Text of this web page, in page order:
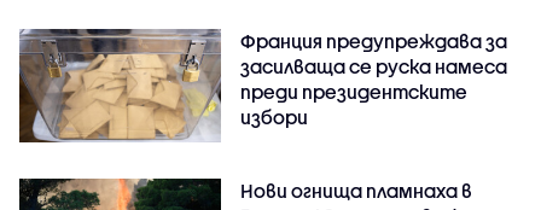
Франция предупреждава за
засилваща се руска намеса
преди президентските
избори
Нови огнища пламнаха в